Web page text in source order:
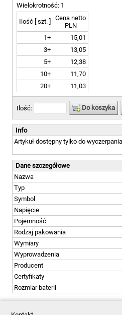
Wielokrotność: 1
Ilość [ szt. ]
Cena netto
PLN
1+
15,01
3+
13,05
5+
12,38
10+
11,70
20+
11,03
Ilość: Do koszyka
Info
Artykuł dostępny tylko do
Dane szczegółowe
Nazwa
Typ
Symbol
Napięcie
Pojemność
Rodzaj pakowania
Wymiary
Wyprowadzenia
Producent
Certyfikaty
Rozmiar baterii